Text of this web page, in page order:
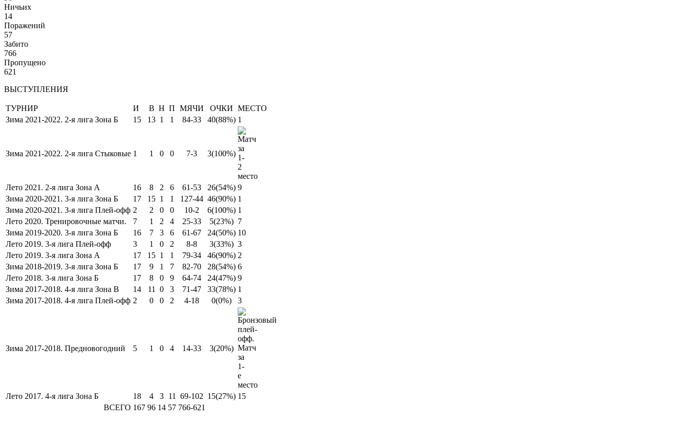
Ничьих
14
Поражений
57
Забито
766
Пропущено
621
ВЫСТУПЛЕНИЯ
ТУРНИР И В Н П МЯЧИ ОЧКИ МЕСТО
Зима 2021-2022. 2-я лига Зона Б
15 13 1 1 84-33 40(88%) 1
Зима 2021-2022. 2-я лига Стыковые 1 1 0 0 7-3 3(100%)
Лето 2021. 2-я лига Зона А 16 8 2 6 61-53 26(54%) 9
Зима 2020-2021. 3-я лига Зона Б
17 15 1 1 127-44 46(90%) 1
Зима 2020-2021. 3-я лига Плей-офф 2 2 0 0 10-2 6(100%) 1
Лето 2020. Тренировочные матчи.
7 1 2 4 25-33 5(23%) 7
Зима 2019-2020. 3-я лига Зона Б
16 7 3 6 61-67 24(50%) 10
Лето 2019. 3-я лига Плей-офф
3 1 0 2 8-8 3(33%) 3
Лето 2019. 3-я лига Зона А
17 15 1 1 79-34 46(90%) 2
Зима 2018-2019. 3-я лига Зона Б
17 9 1 7 82-70 28(54%) 6
Лето 2018. 3-я лига Зона Б
17 8 0 9 64-74 24(47%) 9
Зима 2017-2018. 4-я лига Зона В
14 11 0 3 71-47 33(78%) 1
Зима 2017-2018. 4-я лига Плей-офф 2 0 0 2 4-18 0(0%) 3
Зима 2017-2018. Предновогодний 5 1 0 4 14-33 3(20%)
Лето 2017. 4-я лига Зона Б 18 4 3 11 69-102 15(27%) 15
ВСЕГО 167 96 14 57 766-621